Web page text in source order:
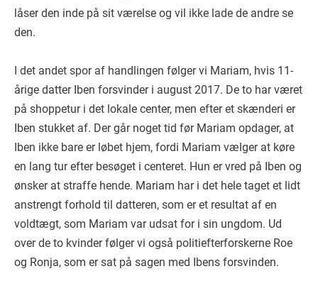
låser den inde på sit værelse og vil ikke lade de andre se
den.
I det andet spor af handlingen følger vi Mariam, hvis 11-
årige datter Iben forsvinder i august 2017. De to har været
på shoppetur i det lokale center, men efter et skænderi er
Iben stukket af. Der går noget tid før Mariam opdager, at
Iben ikke bare er løbet hjem, fordi Mariam vælger at køre
en lang tur efter besøget i centeret. Hun er vred på Iben og
ønsker at straffe hende. Mariam har i det hele taget et lidt
anstrengt forhold til datteren, som er et resultat af en
voldtægt, som Mariam var udsat for i sin ungdom. Ud
over de to kvinder følger vi også politiefterforskerne Roe
og Ronja, som er sat på sagen med Ibens forsvinden.